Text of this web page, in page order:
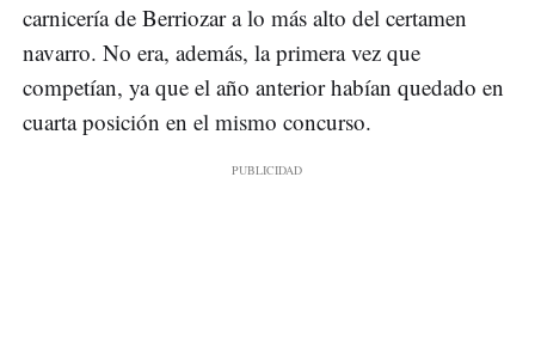
carnicería de Berriozar a lo más alto del certamen
navarro. No era, además, la primera vez que
competían, ya que el año anterior habían quedado en
cuarta posición en el mismo concurso.